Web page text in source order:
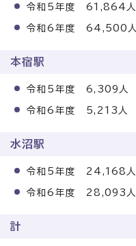
令和5年度 61,864人
令和6年度 64,500人
本宿駅
令和5年度 6,309人
令和6年度 5,213人
水沼駅
令和5年度 24,168人
令和6年度 28,093人
計